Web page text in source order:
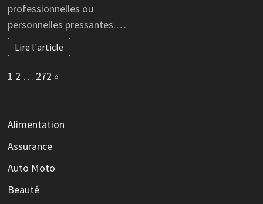
professionnelles ou
personnelles pressantes.…
Lire l'article
Page:
1 2 … 272 Next
»
Alimentation
Assurance
Auto Moto
Beauté